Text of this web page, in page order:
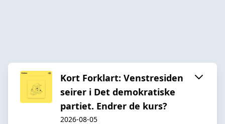
Kort Forklart: Venstresiden
seirer i Det demokratiske
partiet. Endrer de kurs?
2026-08-05